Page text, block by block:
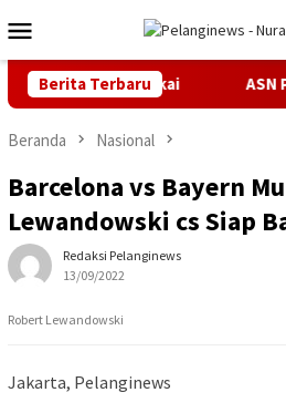
ke
kontenMobile
Berita Terbaru
Pidana Cukai ASN
Beranda Nasional
Barcelona vs Bayern
Lewandowski cs Siap
Redaksi Pelanginews
13/09/2022
Robert Lewandowski
Jakarta, Pelanginews